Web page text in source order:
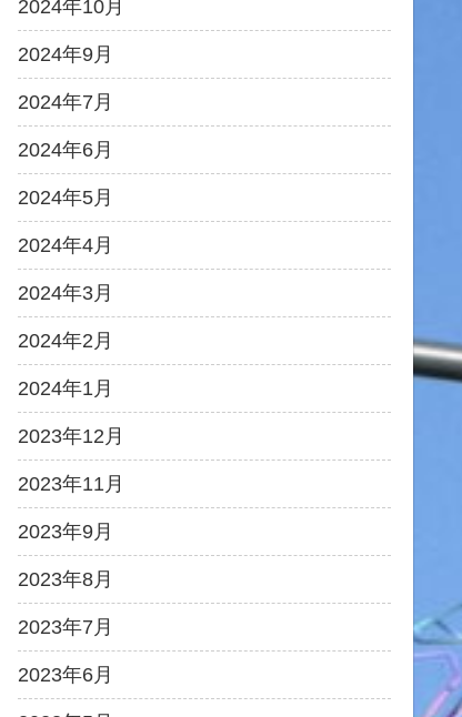
2024年10月
2024年9月
2024年7月
2024年6月
2024年5月
2024年4月
2024年3月
2024年2月
2024年1月
2023年12月
2023年11月
2023年9月
2023年8月
2023年7月
2023年6月